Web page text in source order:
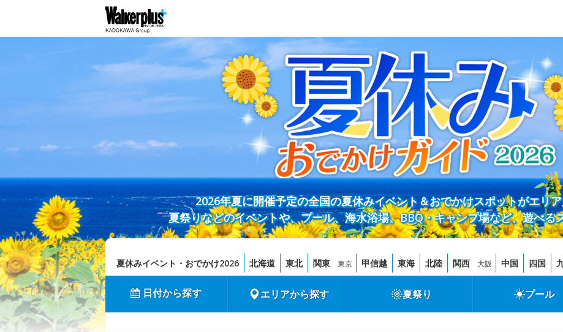
2026年夏に開催予定の全国の夏休みイベント＆おでかけスポットがエリ
夏祭りなどのイベントや、プール、海水浴場、BBQ・キャンプ場など、遊べる
夏休みイベント・おでかけ2026 北海道 東北 関東 東京 甲信越 東海 北陸 関西 大阪 中国 四国
日付から探す エリアから探す 夏祭り プール